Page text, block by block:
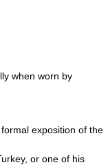
when worn by
exposition of the
or one of his